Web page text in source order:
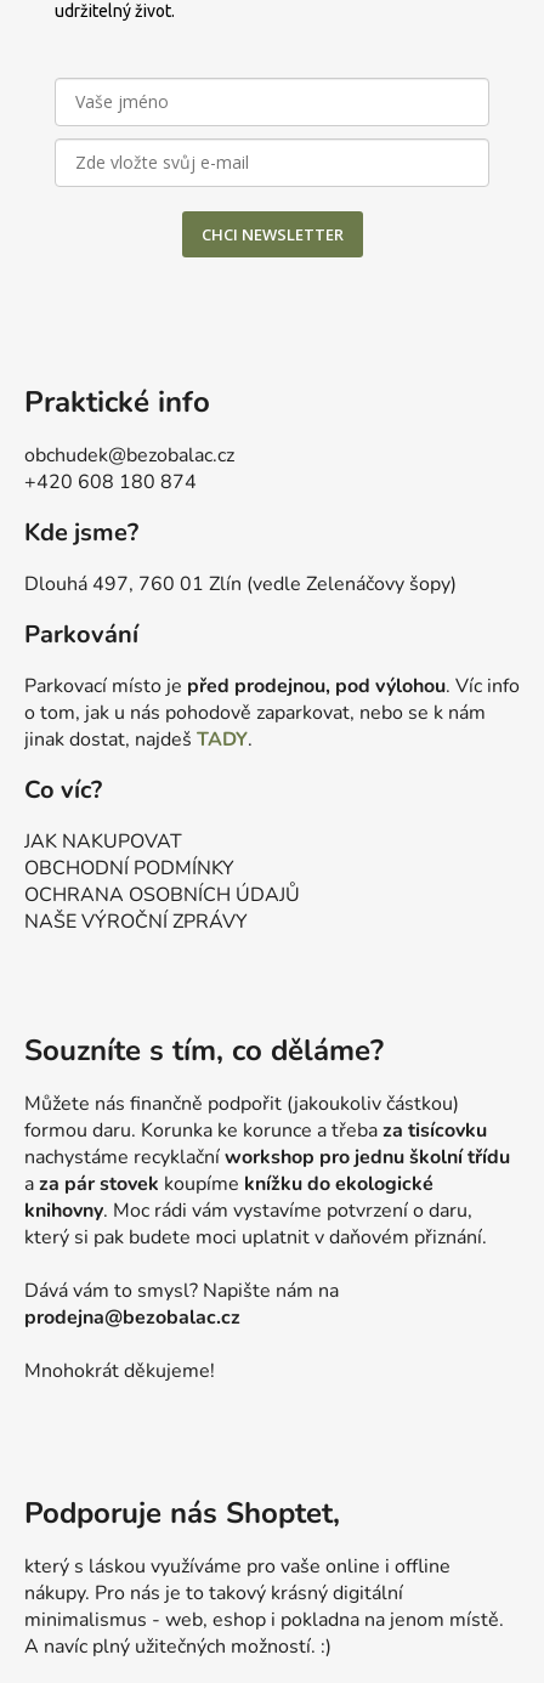
udržitelný život.
CHCI NEWSLETTER
Praktické info
obchudek@bezobalac.cz
+420 608 180 874
Kde jsme?
Dlouhá 497, 760 01 Zlín (vedle Zelenáčovy šopy)
Parkování
Parkovací místo je před prodejnou, pod výlohou. Víc info
o tom, jak u nás pohodově zaparkovat, nebo se k nám
jinak dostat, najdeš TADY.
Co víc?
JAK NAKUPOVAT
OBCHODNÍ PODMÍNKY
OCHRANA OSOBNÍCH ÚDAJŮ
NAŠE VÝROČNÍ ZPRÁVY
Souzníte s tím, co děláme?
Můžete nás finančně podpořit (jakoukoliv částkou)
formou daru. Korunka ke korunce a třebaza tisícovku
nachystáme recyklačníworkshop pro jednu školní třídu
aza pár stovek koupíme knížku do ekologické
knihovny. Moc rádi vám vystavíme potvrzení o daru,
který si pak budete moci uplatnit v daňovém přiznání.
Dává vám to smysl? Napište nám na
prodejna@bezobalac.cz
Mnohokrát děkujeme!
Podporuje nás Shoptet,
který s láskou využíváme pro vaše online i offline
nákupy. Pro nás je to takový krásný digitální
minimalismus - web, eshop i pokladna na jenom místě.
A navíc plný užitečných možností. :)